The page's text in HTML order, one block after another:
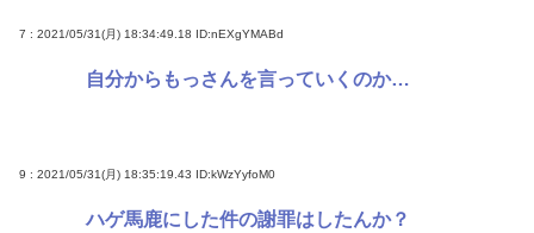
7 : 2021/05/31(月) 18:34:49.18 ID:nEXgYMABd
自分からもっさんを言っていくのか…
9 : 2021/05/31(月) 18:35:19.43 ID:kWzYyfoM0
ハゲ馬鹿にした件の謝罪はしたんか？